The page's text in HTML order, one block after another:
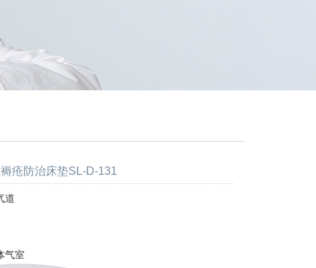
疮防治床垫SL-D-131
道
气室